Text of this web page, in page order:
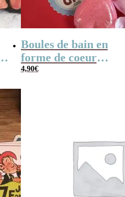
Boules de bain en
forme de coeur
x10
4,90€